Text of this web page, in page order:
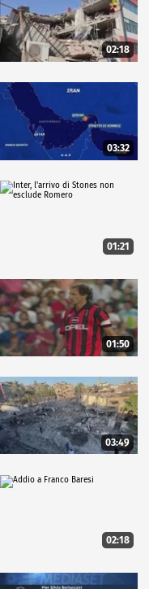
02:18
03:32
01:21
01:50
03:49
02:18